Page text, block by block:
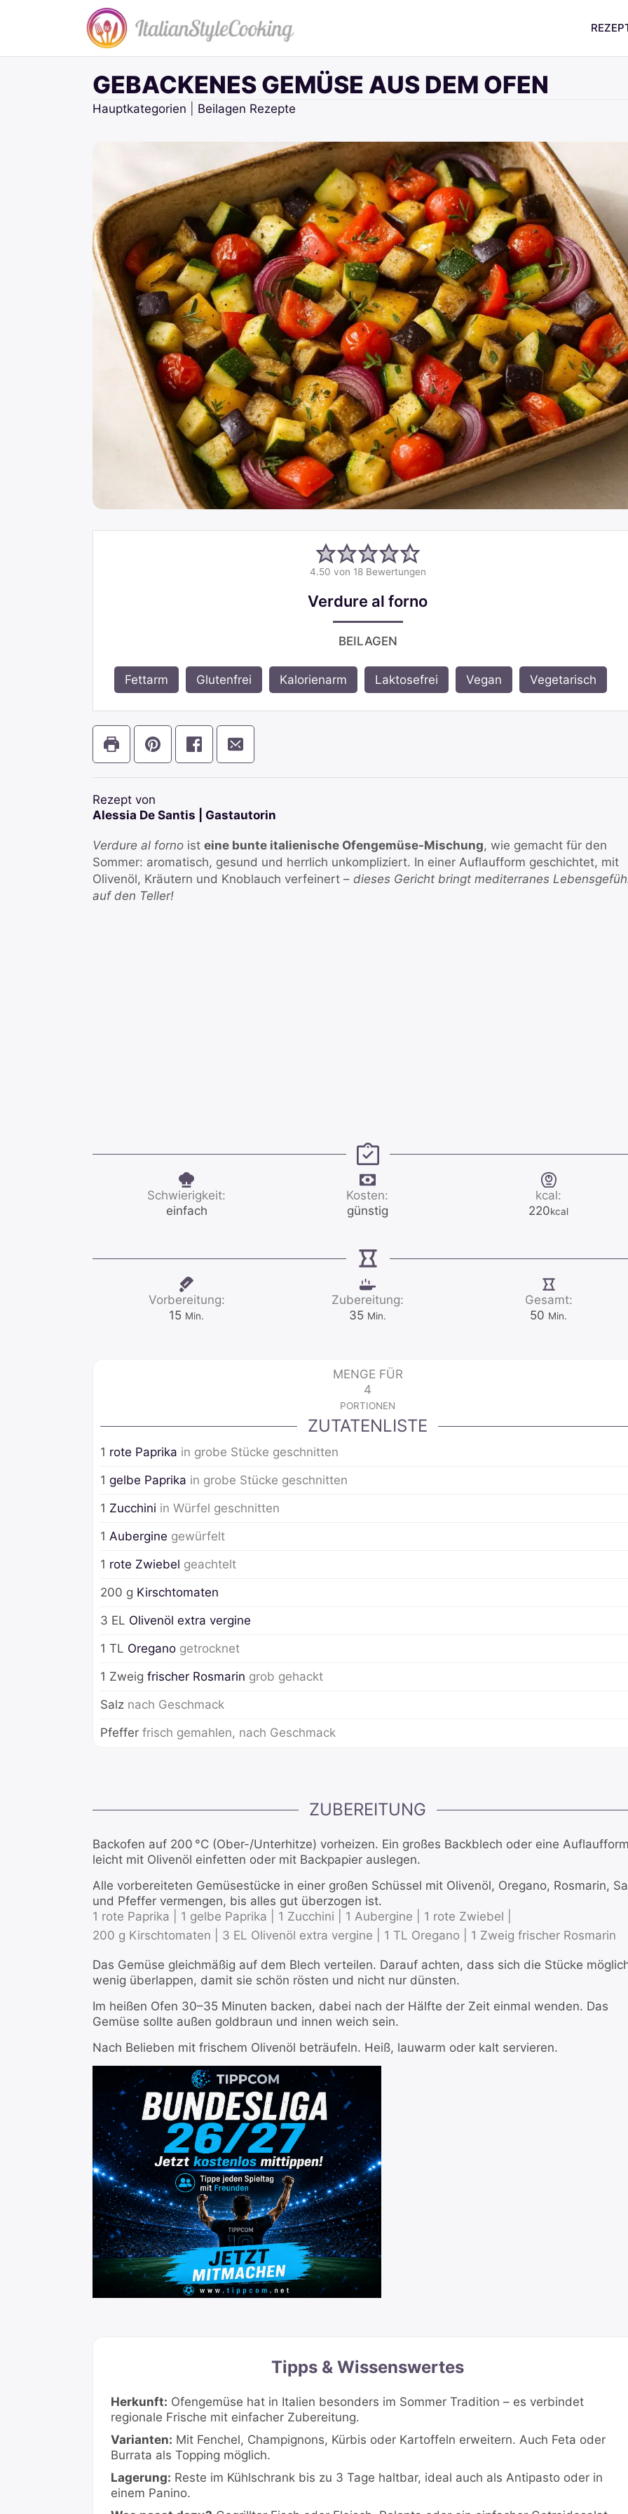
GEBACKENES GEMÜSE AUS DEM OFEN
Hauptkategorien Beilagen Rezepte
4.50 von 18Bewertungen
Verdure al forno
BEILAGEN
Fettarm Glutenfrei Kalorienarm Laktosefrei Vegan Vegetarisch
Rezept von
Alessia De Santis | Gastautorin
Verdure al forno ist eine bunte italienische Ofengemüse-Mischung, wie gemacht für den
Sommer: aromatisch, gesund und herrlich unkompliziert. In einer Auflaufform geschichtet, mit
Olivenöl, Kräutern und Knoblauch verfeinert – dieses Gericht bringt mediterranes
auf den Teller!
Schwierigkeit:
einfach
Kosten:
günstig
kcal:
220kcal
Vorbereitung:
15Minuten
Min.
Zubereitung:
35Minuten
Min.
Gesamt:
50 Minuten
Min.
MENGE FÜR
4
PORTIONEN
ZUTATENLISTE
1 rote Paprika in grobe Stücke geschnitten
1 gelbe Paprika in grobe Stücke geschnitten
1 Zucchini in Würfel geschnitten
1 Aubergine gewürfelt
1 rote Zwiebel geachtelt
200 g Kirschtomaten
3 EL Olivenöl extra vergine
1 TL Oregano getrocknet
1 Zweig frischer Rosmarin grob gehackt
Salz nach Geschmack
Pfeffer frisch gemahlen, nach Geschmack
ZUBEREITUNG
Backofen auf 200 °C (Ober-/Unterhitze) vorheizen. Ein großes Backblech oder eine
leicht mit Olivenöl einfetten oder mit Backpapier auslegen.
Alle vorbereiteten Gemüsestücke in einer großen Schüssel mit Olivenöl, Oregano, Rosmarin,
und Pfeffer vermengen, bis alles gut überzogen ist.
1 rote Paprika |
1 gelbe Paprika | 1 Zucchini | 1 Aubergine |
1 rote Zwiebel |
200 g Kirschtomaten |
3 EL Olivenöl extra vergine | 1 TL Oregano | 1 Zweig frischer Rosmarin
Das Gemüse gleichmäßig auf dem Blech verteilen. Darauf achten, dass sich die Stücke
wenig überlappen, damit sie schön rösten und nicht nur dünsten.
Im heißen Ofen 30–35 Minuten backen, dabei nach der Hälfte der Zeit einmal wenden. Das
Gemüse sollte außen goldbraun und innen weich sein.
Nach Belieben mit frischem Olivenöl beträufeln. Heiß, lauwarm oder kalt servieren.
Tipps & Wissenswertes
Herkunft: Ofengemüse hat in Italien besonders im Sommer Tradition – es verbindet
regionale Frische mit einfacher Zubereitung.
Varianten: Mit Fenchel, Champignons, Kürbis oder Kartoffeln erweitern. Auch Feta oder
Burrata als Topping möglich.
Lagerung: Reste im Kühlschrank bis zu 3 Tage haltbar, ideal auch als Antipasto oder in
einem Panino.